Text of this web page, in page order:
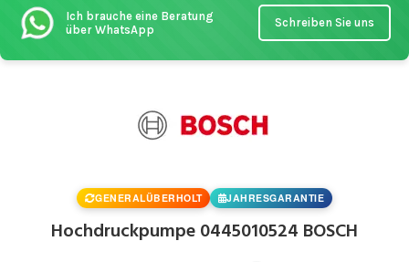
Ich brauche eine Beratung
über WhatsApp
Schreiben Sie uns
GENERALÜBERHOLT JAHRESGARANTIE
Hochdruckpumpe 0445010524 BOSCH